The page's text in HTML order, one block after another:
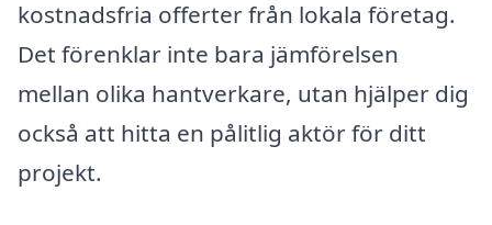
kostnadsfria offerter från lokala företag.
Det förenklar inte bara jämförelsen
mellan olika hantverkare, utan hjälper dig
också att hitta en pålitlig aktör för ditt
projekt.